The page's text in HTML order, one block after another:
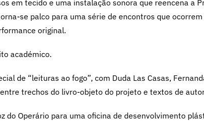
em tecido e uma instalação sonora que reencena a
se palco para uma série de encontros que
original.
académico.
de “leituras ao fogo”, com Duda Las Casas,
trechos do livro-objeto do projeto e textos de
do Operário para uma oficina de desenvolvimento